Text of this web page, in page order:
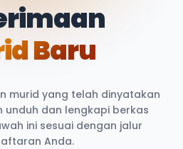
Baru
murid yang telah dinyatakan
unduh dan lengkapi berkas
ini sesuai dengan jalur
Anda.